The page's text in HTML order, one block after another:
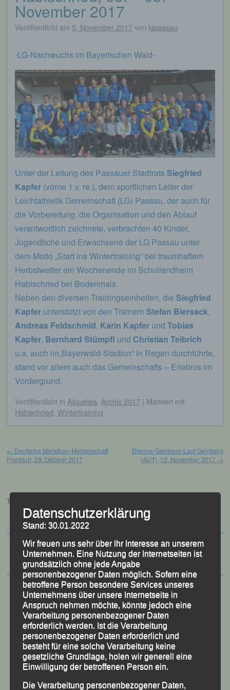
November 2017
Veröffentlicht am 5. November 2017 von lgpassau
-LG-Nachwuchs im Bayerischen Wald-
Unter der Leitung des Passauer StadtratsSiegfried
Kapfer (vorne 1.v. re.), dem sportlichen Leiter der
Leichtathletik Gemeinschaft (LG) Passau, der auch für
die Vorbereitung, die Organisation und den Ablauf
verantwortlich zeichnete, verbrachten 40 Kinder,
Jugendliche und Erwachsene der LG Passau unter
dem Motto „Start ins Wintertraining“ bei traumhaftem
Herbstwetter ein Wochenende im Schullandheim
Habischried bei Bodenmais.
Neben den diversen Trainingseinheiten, die Siegfried
Kapfer unterstützt von den Trainern Stefan Biersack,
Andreas Feldschmid, Karin Kapfer und Tobias
Kapfer, Bernhard Stümpfl und Christian Teibrich
u.a. auch im„Bayerwald-Stadion“ in Regen durchführte,
stand vor allem auch das Gemeinschafts – Erlebnis im
Vordergrund.
Veröffentlicht in Aktuelles Archiv 2017 | Markiert mit
Habischried Wintertraining
← Deutsche Marathon-Meisterschaft
Frankfurt, 29. Oktober 2017
Therme-Geinberg-Lauf Geinberg
(AUT), 12. November 2017 →
Termine:
Datenschutzerklärung
Stand: 30.01.2022
Wir freuen uns sehr über Ihr Interesse an unserem
Unternehmen. Eine Nutzung der Internetseiten ist
grundsätzlich ohne jede Angabe
personenbezogener Daten möglich. Sofern eine
betroffene Person besondere Services unseres
Unternehmens über unsere Internetseite in
Anspruch nehmen möchte, könnte jedoch eine
Verarbeitung personenbezogener Daten
erforderlich werden. Ist die Verarbeitung
personenbezogener Daten erforderlich und
besteht für eine solche Verarbeitung keine
gesetzliche Grundlage, holen wir generell eine
Einwilligung der betroffenen Person ein.
Die Verarbeitung personenbezogener Daten,